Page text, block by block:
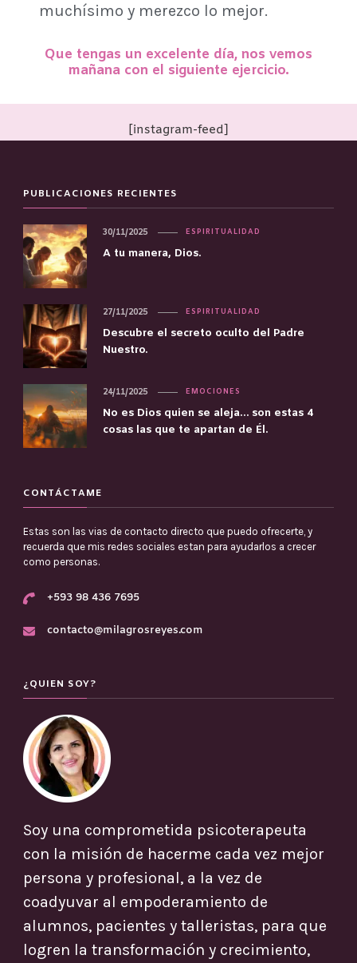
muchísimo y merezco lo mejor.
Que tengas un excelente día, nos vemos
mañana con el siguiente ejercicio.
[instagram-feed]
PUBLICACIONES RECIENTES
ESPIRITUALIDAD
A tu manera, Dios.
30/11/2025
ESPIRITUALIDAD
Descubre el secreto oculto del Padre
Nuestro.
27/11/2025
EMOCIONES
No es Dios quien se aleja… son estas 4
cosas las que te apartan de Él.
24/11/2025
CONTÁCTAME
Estas son las vias de contacto directo que puedo ofrecerte, y
recuerda que mis redes sociales estan para ayudarlos a crecer
como personas.
+593 98 436 7695
contacto@milagrosreyes.com
¿QUIEN SOY?
Soy una comprometida psicoterapeuta
con la misión de hacerme cada vez mejor
persona y profesional, a la vez de
coadyuvar al empoderamiento de
alumnos, pacientes y talleristas, para que
logren la transformación y crecimiento,